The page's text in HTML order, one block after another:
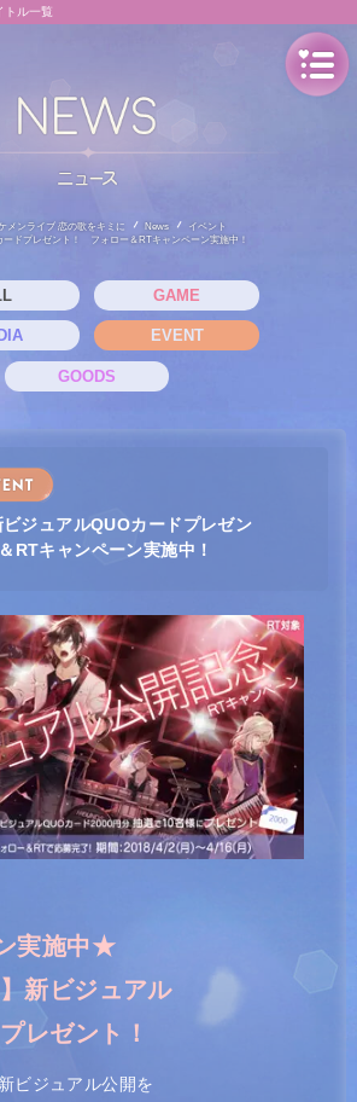
トル一覧
メンライブ 恋の歌をキミに News
イベント
ードプレゼント！ フォロー＆RTキャンペーン実施中！
GAME
EVENT
GOODS
ビジュアルQUOカードプレゼン
RTキャンペーン実施中！
実施中★
】新ビジュアル
レゼント！
ビジュアル公開を